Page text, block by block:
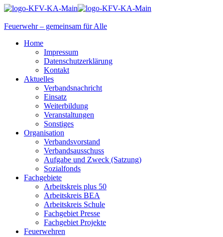
Feuerwehr – gemeinsam für Alle
Home
Impressum
Datenschutzerklärung
Kontakt
Aktuelles
Verbandsnachricht
Einsatz
Weiterbildung
Veranstaltungen
Sonstiges
Organisation
Verbandsvorstand
Verbandsausschuss
Aufgabe und Zweck (Satzung)
Sozialfonds
Fachgebiete
Arbeitskreis plus 50
Arbeitskreis BEA
Arbeitskreis Schule
Fachgebiet Presse
Fachgebiet Projekte
Feuerwehren